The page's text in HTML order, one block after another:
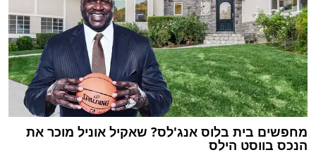
מחפשים בית בלוס אנג'לס? שאקיל אוניל מוכר את
הנכס בווסט הילס